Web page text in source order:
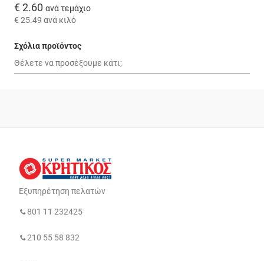
€ 2.60 ανά τεμάχιο
€ 25.49 ανά κιλό
Σχόλια προϊόντος
Εξυπηρέτηση πελατών
801 11 232425
210 55 58 832